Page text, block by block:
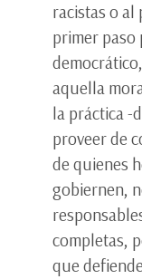
racistas o
primer paso
aquella
la práctica -
proveer de
de quienes
gobiernen,
completas,
que